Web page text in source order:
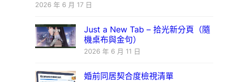
2026 年 6 月 17 日
Just a New Tab – 拾光新分頁（隨
機桌布與金句）
2026 年 6 月 11 日
婚前同居契合度檢視清單